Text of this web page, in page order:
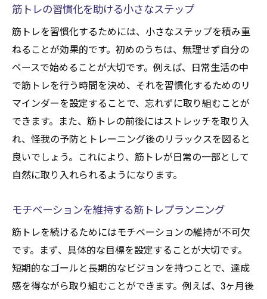
筋トレの習慣化を助ける小さなステップ
筋トレを習慣化するためには、小さなステップを積み重
ねることが効果的です。初めのうちは、無理せず自分の
ペースで始めることが大切です。例えば、日常生活の中
で筋トレを行う時間を決め、それを習慣化するためのリ
マインダーを設定することで、忘れずに取り組むことが
できます。また、筋トレの前後にはストレッチを取り入
れ、怪我の予防とトレーニング後のリラックスを図ると
良いでしょう。これにより、筋トレが日常の一部として
自然に取り入れられるようになります。
モチベーションを維持する筋トレプランニング
筋トレを続けるためにはモチベーションの維持が不可欠
です。まず、具体的な目標を設定することが大切です。
短期的なゴールと長期的なビジョンを持つことで、達成
感を得ながら取り組むことができます。例えば、3ヶ月後